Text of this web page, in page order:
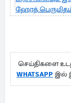
செய்திகளை
WHATSAPP இல்